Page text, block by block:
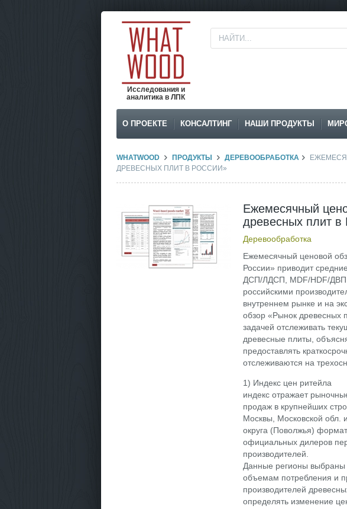
Исследования и
аналитика в ЛПК
О ПРОЕКТЕ КОНСАЛТИНГ НАШИ ПРОДУКТЫ
WHATWOOD ПРОДУКТЫ ДЕРЕВООБРАБОТКА
ДРЕВЕСНЫХ ПЛИТ В РОССИИ»
Ежемесячный
древесных плит в
Деревообработка
Ежемесячный ценовой
России» приводит
ДСП/ЛДСП, MDF/HDF/ДВП
российскими
внутреннем рынке и на
обзор «Рынок древесных
задачей отслеживать
древесные плиты,
предоставлять
отслеживаются на
1) Индекс цен ритейла
индекс отражает
продаж в крупнейших
Москвы, Московской обл.
округа (Поволжья)
официальных дилеров
производителей.
Данные регионы выбраны
объемам потребления и
производителей
определять изменение